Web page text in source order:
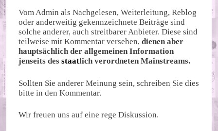
Vom Admin als Nachgelesen, Weiterleitung, Reblog
oder anderweitig gekennzeichnete Beiträge sind
solche anderer, auch streitbarer Anbieter. Diese sind
teilweise mit Kommentar versehen,dienen aber
hauptsächlich der allgemeinen Information
jenseits desstaatlich verordneten Mainstreams.
Sollten Sie anderer Meinung sein, schreiben Sie dies
bitte in den Kommentar.
Wir freuen uns auf eine rege Diskussion.